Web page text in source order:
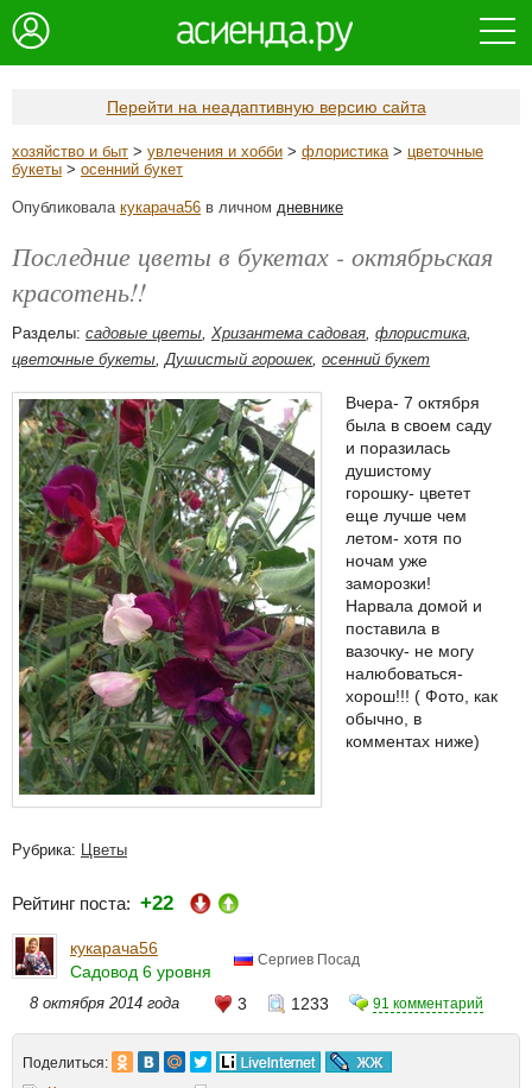
Перейти на неадаптивную версию сайта
хозяйство и быт > увлечения и хобби > флористика> цветочные
букеты > осенний букет
Опубликовала кукарача56 в личном дневнике
Последние цветы в букетах - октябрьская
красотень!!
Разделы: садовые цветы, Хризантема садовая, флористика,
цветочные букеты,Душистый горошек, осенний букет
Вчера- 7 октября
была в своем саду
и поразилась
душистому
горошку- цветет
еще лучше чем
летом- хотя по
ночам уже
заморозки!
Нарвала домой и
поставила в
вазочку- не могу
налюбоваться-
хорош!!! ( Фото, как
обычно, в
комментах ниже)
Рубрика: Цветы
Рейтинг поста: +22
кукарача56
Садовод 6 уровня
Сергиев Посад
8 октября 2014 года 3 1233 91 комментарий
Поделиться: